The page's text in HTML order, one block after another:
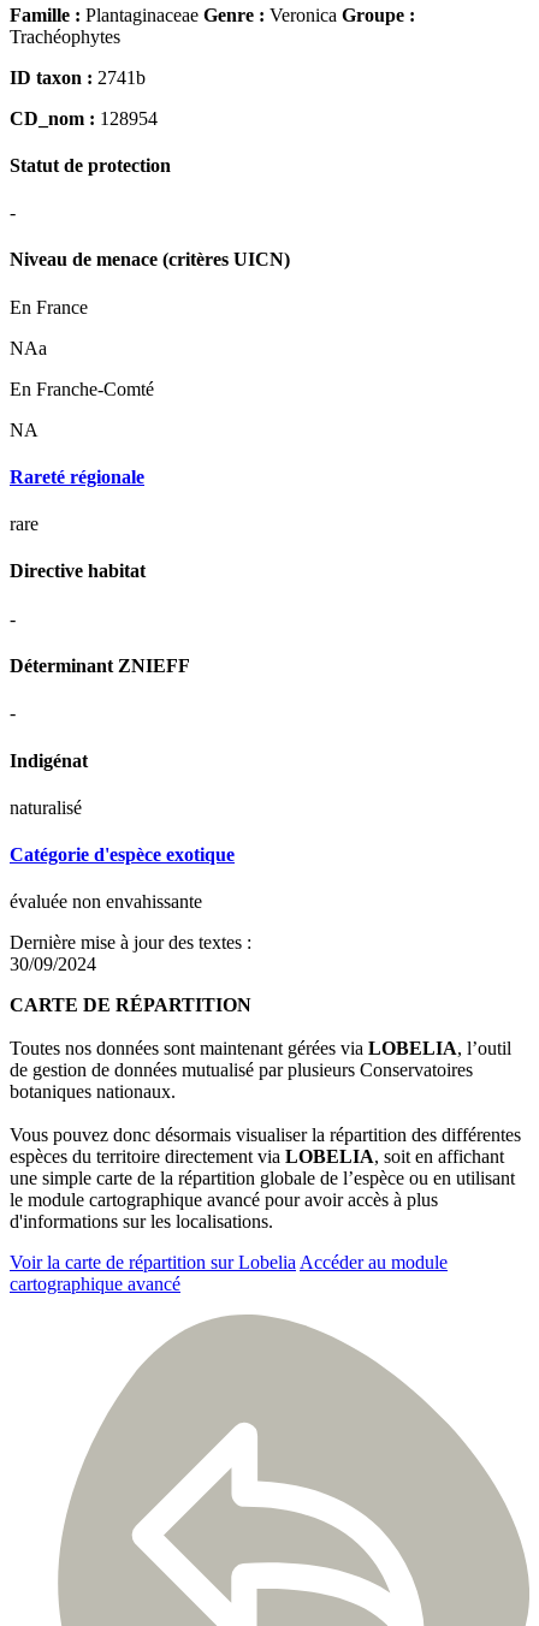
Famille : Plantaginaceae Genre : Veronica Groupe :
Trachéophytes
ID taxon : 2741b
CD_nom : 128954
Statut de protection
-
Niveau de menace (critères UICN)
En France
NAa
En Franche-Comté
NA
Rareté régionale
rare
Directive habitat
-
Déterminant ZNIEFF
-
Indigénat
naturalisé
Catégorie d'espèce exotique
évaluée non envahissante
Dernière mise à jour des textes :
30/09/2024
CARTE DE RÉPARTITION
Toutes nos données sont maintenant gérées via LOBELIA, l’outil
de gestion de données mutualisé par plusieurs Conservatoires
botaniques nationaux.
Vous pouvez donc désormais visualiser la répartition des différentes
espèces du territoire directement via LOBELIA, soit en affichant
une simple carte de la répartition globale de l’espèce ou en utilisant
le module cartographique avancé pour avoir accès à plus
d'informations sur les localisations.
Voir la carte de répartition sur Lobelia Accéder au module
cartographique avancé